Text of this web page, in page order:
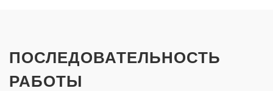
ПОСЛЕДОВАТЕЛЬНОСТЬ
РАБОТЫ